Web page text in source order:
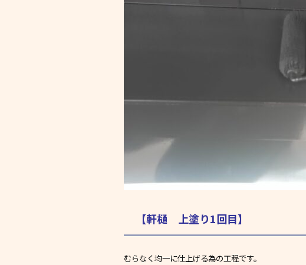
【軒樋 上塗り1回目】
むらなく均一に仕上げる為の工程です。